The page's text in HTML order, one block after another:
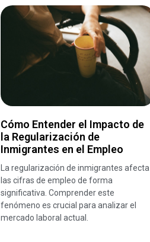
Cómo Entender el Impacto de
la Regularización de
Inmigrantes en el Empleo
La regularización de inmigrantes afecta
las cifras de empleo de forma
significativa. Comprender este
fenómeno es crucial para analizar el
mercado laboral actual.